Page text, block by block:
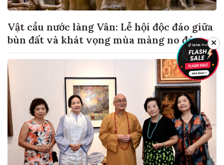
Vật cầu nước làng Vân: Lễ hội độc đáo giữa
bùn đất và khát vọng mùa màng no đủ
✕